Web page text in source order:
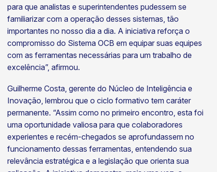
para que analistas e superintendentes pudessem se
familiarizar com a operação desses sistemas, tão
importantes no nosso dia a dia. A iniciativa reforça o
compromisso do Sistema OCB em equipar suas equipes
com as ferramentas necessárias para um trabalho de
excelência”, afirmou.
Guilherme Costa, gerente do Núcleo de Inteligência e
Inovação, lembrou que o ciclo formativo tem caráter
permanente. “Assim como no primeiro encontro, esta foi
uma oportunidade valiosa para que colaboradores
experientes e recém-chegados se aprofundassem no
funcionamento dessas ferramentas, entendendo sua
relevância estratégica e a legislação que orienta sua